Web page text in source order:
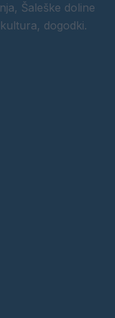
Šaleške doline
dogodki.